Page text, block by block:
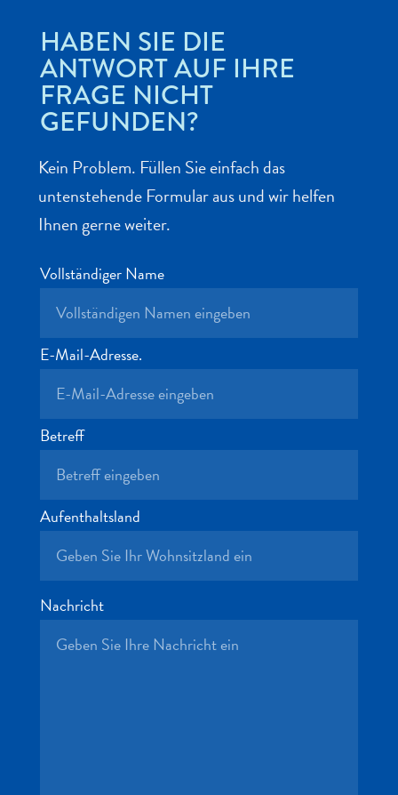
inclusive
Apartments
und
Resorts
Planen
Ihren
Besuch
HABEN SIE DIE
ANTWORT AUF IHRE
FRAGE NICHT
GEFUNDEN?
Kein Problem. Füllen Sie einfach das
untenstehende Formular aus und wir helfen
Ihnen gerne weiter.
Vollständiger Name
E-Mail-Adresse.
Betreff
Aufenthaltsland
Nachricht